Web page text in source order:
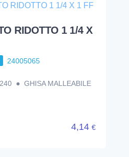
RIDOTTO 1 1/4 X
24005065
● GHISA MALLEABILE
4,14 €